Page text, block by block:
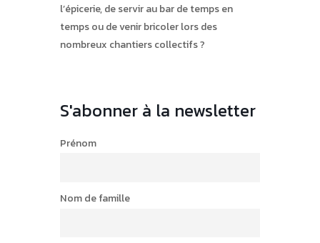
l’épicerie, de servir au bar de temps en
temps ou de venir bricoler lors des
nombreux chantiers collectifs ?
S'abonner à la newsletter
Prénom
Nom de famille